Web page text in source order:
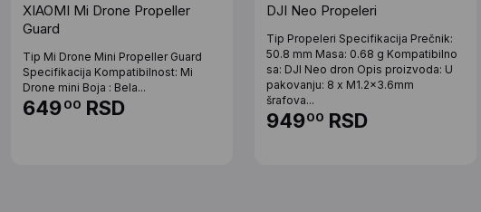
XIAOMI Mi Drone Propeller
Guard
Tip Mi Drone Mini Propeller Guard
Specifikacija Kompatibilnost: Mi
Drone mini Boja : Bela...
64900 RSD
DJI Neo Propeleri
Tip Propeleri Specifikacija Prečnik:
50.8 mm Masa: 0.68 g Kompatibilno
sa: DJI Neo dron Opis proizvoda: U
pakovanju: 8 x M1.2×3.6mm
šrafova...
94900 RSD